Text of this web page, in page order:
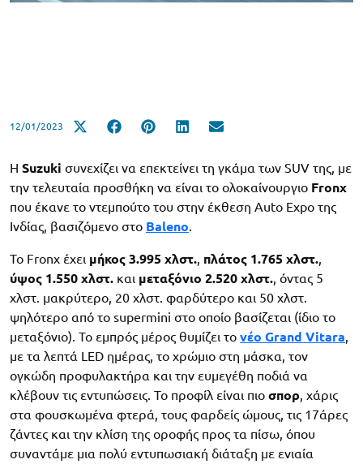
12/01/2023
Η Suzuki συνεχίζει να επεκτείνει τη γκάμα των SUV της, με
την τελευταία προσθήκη να είναι το ολοκαίνουργιο Fronx
που έκανε το ντεμπούτο του στην έκθεση Auto Expo της
Ινδίας, βασιζόμενο στο Baleno.
Το Fronx έχει μήκος 3.995 χλστ., πλάτος 1.765 χλστ.,
ύψος 1.550 χλστ. και μεταξόνιο 2.520 χλστ., όντας 5
χλστ. μακρύτερο, 20 χλστ. φαρδύτερο και 50 χλστ.
ψηλότερο από το supermini στο οποίο βασίζεται (ίδιο το
μεταξόνιο). Το εμπρός μέρος θυμίζει το νέο Grand Vitara,
με τα λεπτά LED ημέρας, το χρώμιο στη μάσκα, τον
ογκώδη προφυλακτήρα και την ευμεγέθη ποδιά να
κλέβουν τις εντυπώσεις. Το προφίλ είναι πιο σπορ, χάρις
στα φουσκωμένα φτερά, τους φαρδείς ώμους, τις 17άρες
ζάντες και την κλίση της οροφής προς τα πίσω, όπου
συναντάμε μια πολύ εντυπωσιακή διάταξη με ενιαία